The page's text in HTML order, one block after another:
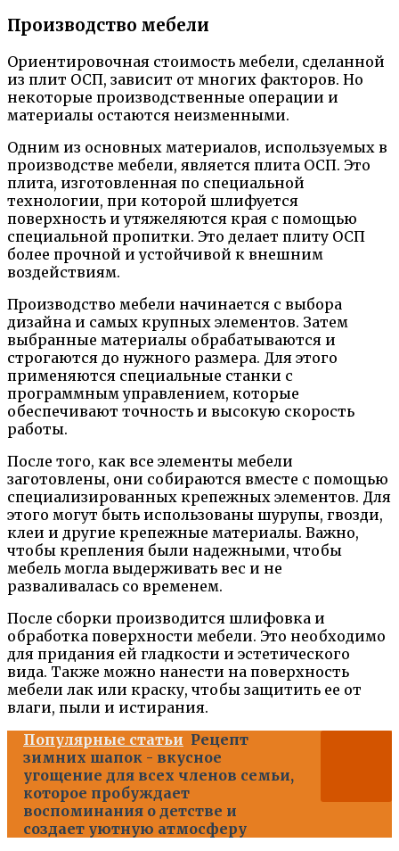
Производство мебели
Ориентировочная стоимость мебели, сделанной
из плит ОСП, зависит от многих факторов. Но
некоторые производственные операции и
материалы остаются неизменными.
Одним из основных материалов, используемых в
производстве мебели, является плита ОСП. Это
плита, изготовленная по специальной
технологии, при которой шлифуется
поверхность и утяжеляются края с помощью
специальной пропитки. Это делает плиту ОСП
более прочной и устойчивой к внешним
воздействиям.
Производство мебели начинается с выбора
дизайна и самых крупных элементов. Затем
выбранные материалы обрабатываются и
строгаются до нужного размера. Для этого
применяются специальные станки с
программным управлением, которые
обеспечивают точность и высокую скорость
работы.
После того, как все элементы мебели
заготовлены, они собираются вместе с помощью
специализированных крепежных элементов. Для
этого могут быть использованы шурупы, гвозди,
клеи и другие крепежные материалы. Важно,
чтобы крепления были надежными, чтобы
мебель могла выдерживать вес и не
разваливалась со временем.
После сборки производится шлифовка и
обработка поверхности мебели. Это необходимо
для придания ей гладкости и эстетического
вида. Также можно нанести на поверхность
мебели лак или краску, чтобы защитить ее от
влаги, пыли и истирания.
Популярные статьи Рецепт
зимних шапок - вкусное
угощение для всех членов семьи,
которое пробуждает
воспоминания о детстве и
создает уютную атмосферу